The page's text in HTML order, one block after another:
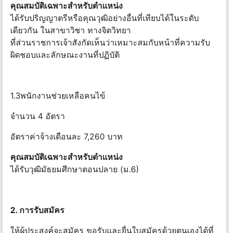
คุณสมบัติเฉพาะสำหรับตำแหน่ง
ได้รับปริญญาตรีหรือคุณวุฒิอย่างอื่นที่เทียบได้ในระดับ
เดียวกัน ในสาขาวิชา ทางจิตวิทยา
ที่ส่วนราชการเจ้าสังกัดเห็นว่าเหมาะสมกับหน้าที่ความรับ
ผิดชอบและลักษณะงานที่ปฏิบัติ
1.3พนักงานช่วยเหลือคนไข้
จำนวน 4 อัตรา
อัตราค่าจ้างเดือนละ 7,260 บาท
คุณสมบัติเฉพาะสำหรับตำแหน่ง
ได้รับวุฒิมัธยมศึกษาตอนปลาย (ม.6)
2. การรับสมัคร
ให้ผู้ประสงค์จะสมัคร ขอรับและยื่นใบสมัครด้วยตนเองได้ที่